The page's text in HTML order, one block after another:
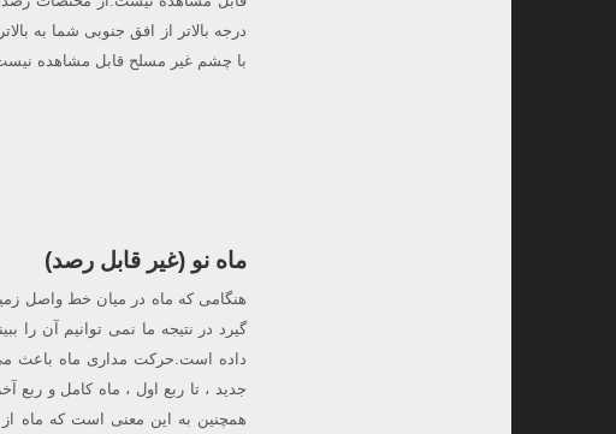
با چشم غیر مسلح قابل مشاهده
ماه نو (غیر قابل رصد)
هنگامی که ماه در میان خط واصل
گیرد در نتیجه ما نمی توانیم آن را
داده است.حرکت مداری ماه باعث می